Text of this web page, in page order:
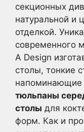
секционных
натуральной и
отделкой.
современного
A Design
столы, тонкие
напоминающие
тюльпаны
столы для
форм. Как и